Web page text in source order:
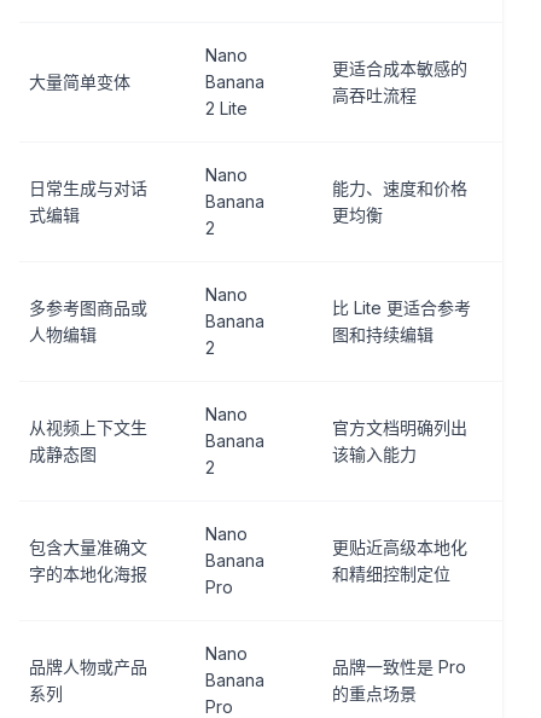
大量简单变体
Nano
Banana
2 Lite
更适合成本敏感的
高吞吐流程
日常生成与对话
式编辑
Nano
Banana
2
能力、速度和价格
更均衡
多参考图商品或
人物编辑
Nano
Banana
2
比 Lite 更适合参考
图和持续编辑
从视频上下文生
成静态图
Nano
Banana
2
官方文档明确列出
该输入能力
包含大量准确文
字的本地化海报
Nano
Banana
Pro
更贴近高级本地化
和精细控制定位
品牌人物或产品
系列
Nano
Banana
Pro
品牌一致性是 Pro
的重点场景